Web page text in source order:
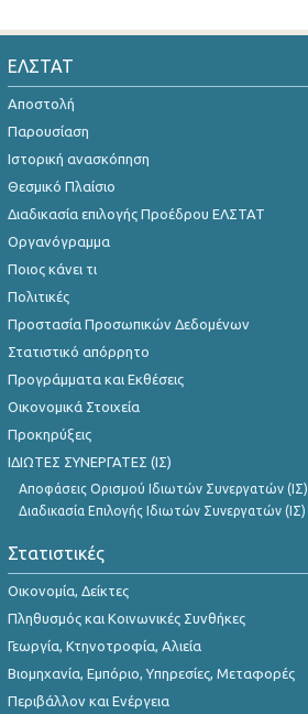
ΕΛΣΤΑΤ
Αποστολή
Παρουσίαση
Ιστορική ανασκόπηση
Θεσμικό Πλαίσιο
Διαδικασία επιλογής Προέδρου ΕΛΣΤΑΤ
Οργανόγραμμα
Ποιος κάνει τι
Πολιτικές
Προστασία Προσωπικών Δεδομένων
Στατιστικό απόρρητο
Προγράμματα και Εκθέσεις
Οικονομικά Στοιχεία
Προκηρύξεις
ΙΔΙΩΤΕΣ ΣΥΝΕΡΓΑΤΕΣ (ΙΣ)
Αποφάσεις Ορισμού Ιδιωτών Συνεργατών (ΙΣ)
Διαδικασία Επιλογής Ιδιωτών Συνεργατών (ΙΣ)
Στατιστικές
Οικονομία, Δείκτες
Πληθυσμός και Κοινωνικές Συνθήκες
Γεωργία, Κτηνοτροφία, Αλιεία
Βιομηχανία, Εμπόριο, Υπηρεσίες, Μεταφορές
Περιβάλλον και Ενέργεια